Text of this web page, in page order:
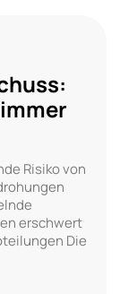
Risiko von
erschwert
Die